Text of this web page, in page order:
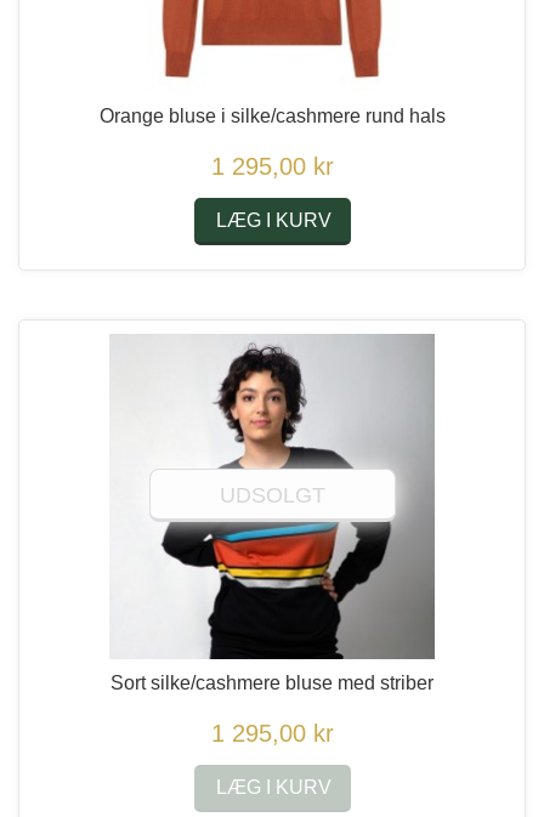
Orange bluse i silke/cashmere rund hals
1 295,00 kr
LÆG I KURV
UDSOLGT
Sort silke/cashmere bluse med striber
1 295,00 kr
LÆG I KURV